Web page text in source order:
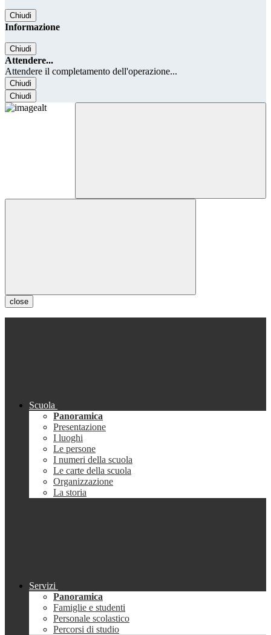
Chiudi
Informazione
Chiudi
Attendere...
Attendere il completamento dell'operazione...
Chiudi
Chiudi
close
Scuola
Panoramica
Presentazione
I luoghi
Le persone
I numeri della scuola
Le carte della scuola
Organizzazione
La storia
Servizi
Panoramica
Famiglie e studenti
Personale scolastico
Percorsi di studio